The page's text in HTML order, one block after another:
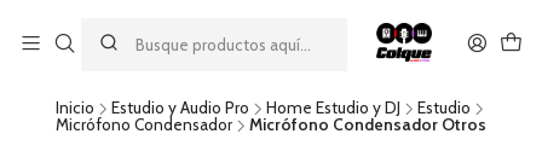
descuento por pago con transferencia bancaria
por una compra mínima de $49.990. Este descuento no es
acumulable a otras promociones ni aplicable a gastos de envío.
Inicio Estudio y Audio Pro Home Estudio y DJ
Estudio
Micrófono Condensador
Micrófono Condensador Otros